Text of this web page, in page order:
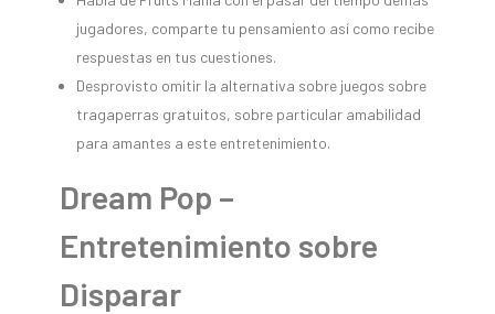
jugadores, comparte tu pensamiento así­ como recibe
respuestas en tus cuestiones.
Desprovisto omitir la alternativa sobre juegos sobre
tragaperras gratuitos, sobre particular amabilidad
para amantes a este entretenimiento.
Dream Pop –
Entretenimiento sobre
Disparar